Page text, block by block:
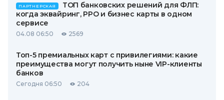
ПАРТНЕРСКАЯ
ТОП банковских решений для ФЛП:
когда эквайринг, РРО и бизнес карты в одном
сервисе
04.08 06:50 2569
Топ-5 премиальных карт с привилегиями: какие
преимущества могут получить ныне VIP-клиенты
банков
Сегодня 06:50 204